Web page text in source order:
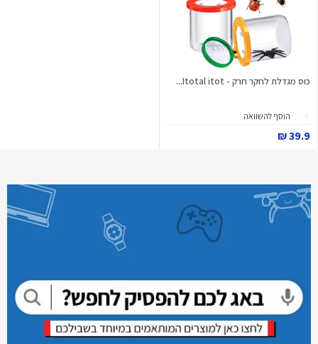
כוס מגדלת לחקר חרק - Itotal itot...
הוסף להשוואה
39.9 ₪